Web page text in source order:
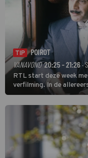
TIP
POIROT
VANAVOND 20:25 - 21:26 ·
RTL start deze week
verfilming. In de
speurder op zoek naar
verwikkeld in een